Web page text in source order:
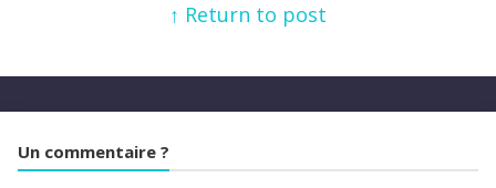
↑ Return to post
Un commentaire ?